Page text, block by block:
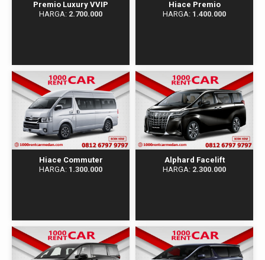
Premio Luxury VVIP
HARGA: 2.700.000
Hiace Premio
HARGA: 1.400.000
Hiace Commuter​​
HARGA: 1.300.000
Alphard Facelift
HARGA: 2.300.000